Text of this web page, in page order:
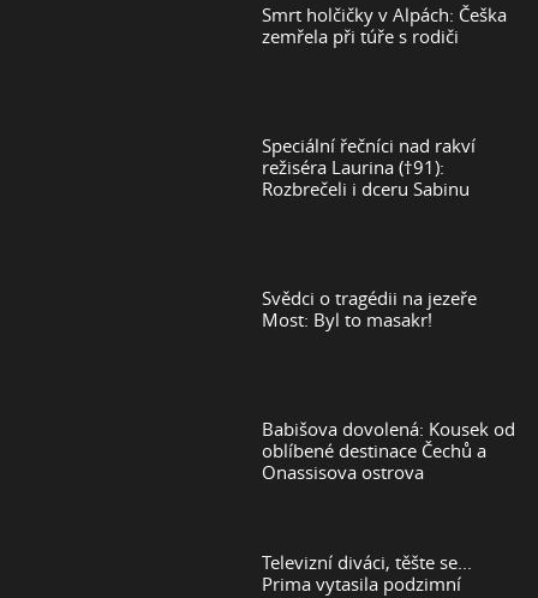
Smrt holčičky v Alpách: Češka
zemřela při túře s rodiči
Speciální řečníci nad rakví
režiséra Laurina (†91):
Rozbrečeli i dceru Sabinu
Svědci o tragédii na jezeře
Most: Byl to masakr!
Babišova dovolená: Kousek od
oblíbené destinace Čechů a
Onassisova ostrova
Televizní diváci, těšte se...
Prima vytasila podzimní